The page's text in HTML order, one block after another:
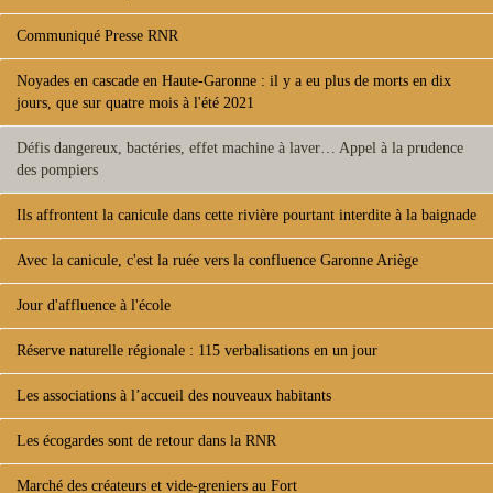
Communiqué Presse RNR
Noyades en cascade en Haute-Garonne : il y a eu plus de morts en dix
jours, que sur quatre mois à l'été 2021
Défis dangereux, bactéries, effet machine à laver… Appel à la prudence
des pompiers
Ils affrontent la canicule dans cette rivière pourtant interdite à la baignade
Avec la canicule, c'est la ruée vers la confluence Garonne Ariège
Jour d'affluence à l'école
Réserve naturelle régionale : 115 verbalisations en un jour
Les associations à l’accueil des nouveaux habitants
Les écogardes sont de retour dans la RNR
Marché des créateurs et vide-greniers au Fort